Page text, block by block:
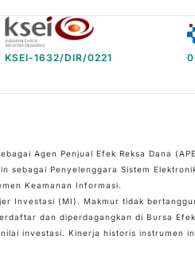
KSEI-1632/DIR/0221
Agen Penjual Efek Reksa Dana
Penyelenggara Sistem
Keamanan Informasi.
Investasi (MI). Makmur tidak
dan diperdagangkan di Bursa
investasi. Kinerja historis instrumen